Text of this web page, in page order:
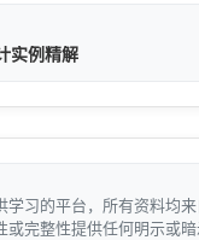
实例精解
学习的平台，所有资料均
或完整性提供任何明示或